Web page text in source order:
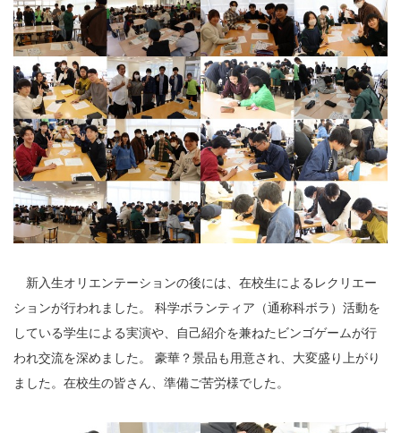
新入生オリエンテーションの後には、在校生によるレクリエー
ションが行われました。 科学ボランティア（通称科ボラ）活動を
している学生による実演や、自己紹介を兼ねたビンゴゲームが行
われ交流を深めました。 豪華？景品も用意され、大変盛り上がり
ました。在校生の皆さん、準備ご苦労様でした。